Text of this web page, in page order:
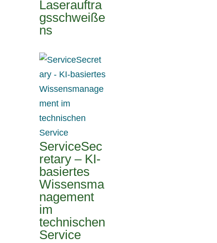
Laserauftra
gsschweiße
ns
ServiceSec
retary – KI-
basiertes
Wissensma
nagement
im
technischen
Service